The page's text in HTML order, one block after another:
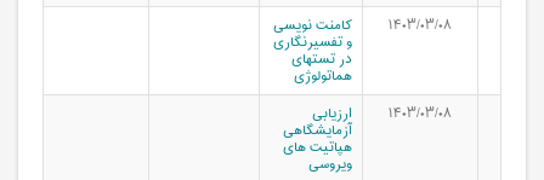
۱۴۰۳/۰۳/۰۸
کامنت نویسی
و تفسیرنگاری
در تستهای
هماتولوژی
۱۴۰۳/۰۳/۰۸
ارزیابی
آزمایشگاهی
هپاتیت های
ویروسی